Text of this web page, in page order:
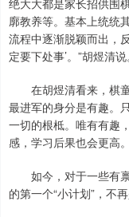
廓教养等。基本上统统
流程中逐渐脱颖而出，
定要下处事’。”胡煜清说。
在胡煜清看来，棋童
最进军的身分是有趣。
一切的根柢。唯有有趣
感，学习后果也会更高。
如今，对于一些有禀
的第一个“小计划”，不